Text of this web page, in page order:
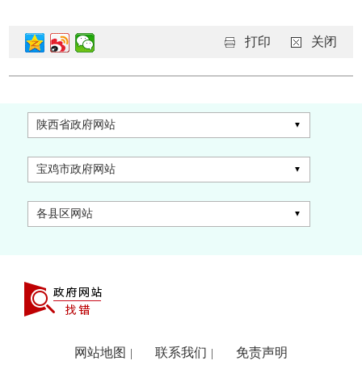
打印 关闭
陕西省政府网站
宝鸡市政府网站
各县区网站
网站地图 联系我们 免责声明